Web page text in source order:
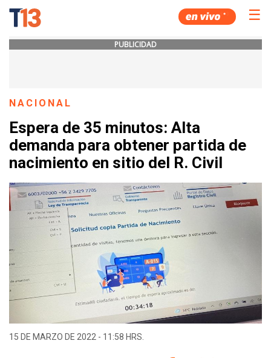
☰
PUBLICIDAD
NACIONAL
Espera de 35 minutos: Alta
demanda para obtener partida de
nacimiento en sitio del R. Civil
15 DE MARZO DE 2022 - 11:58 HRS.